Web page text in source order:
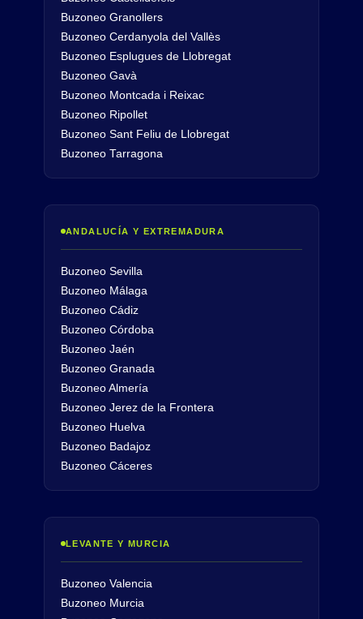
Buzoneo Granollers
Buzoneo Cerdanyola del Vallès
Buzoneo Esplugues de Llobregat
Buzoneo Gavà
Buzoneo Montcada i Reixac
Buzoneo Ripollet
Buzoneo Sant Feliu de Llobregat
Buzoneo Tarragona
ANDALUCÍA Y EXTREMADURA
Buzoneo Sevilla
Buzoneo Málaga
Buzoneo Cádiz
Buzoneo Córdoba
Buzoneo Jaén
Buzoneo Granada
Buzoneo Almería
Buzoneo Jerez de la Frontera
Buzoneo Huelva
Buzoneo Badajoz
Buzoneo Cáceres
LEVANTE Y MURCIA
Buzoneo Valencia
Buzoneo Murcia